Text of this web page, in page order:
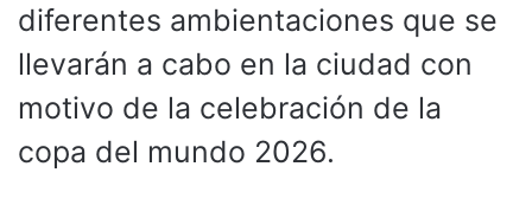
diferentes ambientaciones que se
llevarán a cabo en la ciudad con
motivo de la celebración de la
copa del mundo 2026.